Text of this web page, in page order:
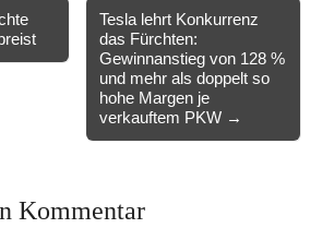
Tesla lehrt Konkurrenz
das Fürchten:
Gewinnanstieg von 128 %
und mehr als doppelt so
hohe Margen je
verkauftem PKW →
Kommentar